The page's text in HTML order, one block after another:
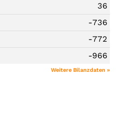
36
-736
-772
-966
Weitere Bilanzdaten »